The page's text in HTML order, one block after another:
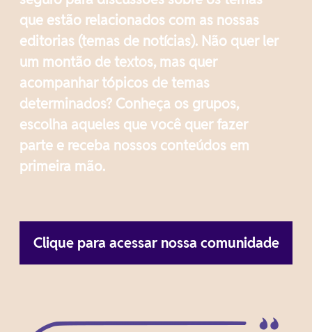
que estão relacionados com as nossas
editorias (temas de notícias). Não quer ler
um montão de textos, mas quer
acompanhar tópicos de temas
determinados? Conheça os grupos,
escolha aqueles que você quer fazer
parte e receba nossos conteúdos em
primeira mão.
Clique para acessar nossa comunidade